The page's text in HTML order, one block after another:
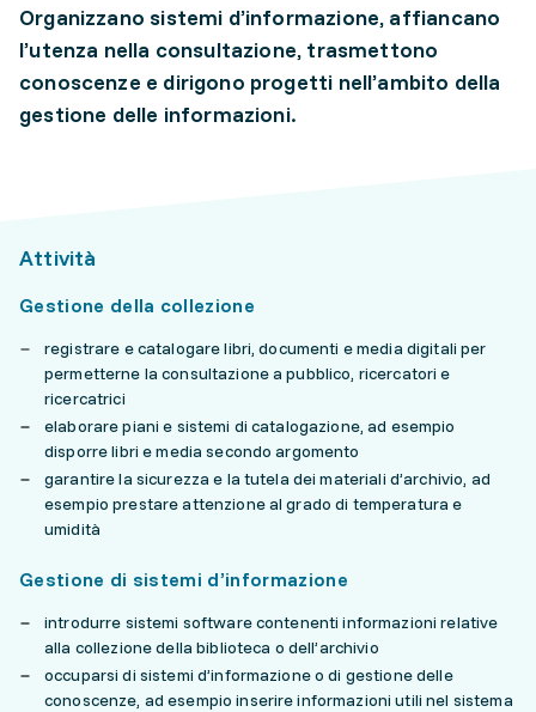
Organizzano sistemi d’informazione, affiancano
l’utenza nella consultazione, trasmettono
conoscenze e dirigono progetti nell’ambito della
gestione delle informazioni.
Attività
Gestione della collezione
registrare e catalogare libri, documenti e media digitali per
permetterne la consultazione a pubblico, ricercatori e
ricercatrici
elaborare piani e sistemi di catalogazione, ad esempio
disporre libri e media secondo argomento
garantire la sicurezza e la tutela dei materiali d’archivio, ad
esempio prestare attenzione al grado di temperatura e
umidità
Gestione di sistemi d’informazione
introdurre sistemi software contenenti informazioni relative
alla collezione della biblioteca o dell’archivio
occuparsi di sistemi d’informazione o di gestione delle
conoscenze, ad esempio inserire informazioni utili nel sistema